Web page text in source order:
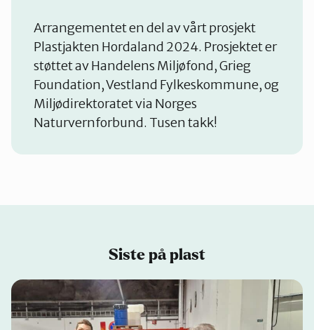
Arrangementet en del av vårt prosjekt
Plastjakten Hordaland 2024. Prosjektet er
støttet av Handelens Miljøfond, Grieg
Foundation, Vestland Fylkeskommune, og
Miljødirektoratet via Norges
Naturvernforbund. Tusen takk!
Siste på plast